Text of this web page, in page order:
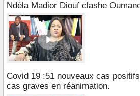
Ndéla Madior Diouf clashe
Covid 19 :51 nouveaux cas
cas graves en réanimation.